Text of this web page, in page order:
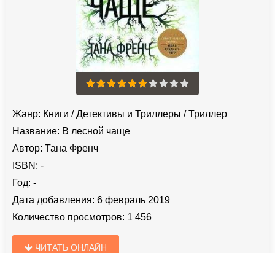
Жанр: Книги /Детективы и Триллеры /Триллер
Название: В лесной чаще
Автор: Тана Френч
ISBN: -
Год: -
Дата добавления: 6 февраль 2019
Количество просмотров: 1 456
ЧИТАТЬ ОНЛАЙН